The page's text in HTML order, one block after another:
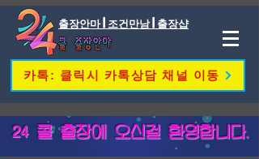
출장안마 | 조건만남 | 출장샵
카톡: 클릭시 카톡상담 채널 이동
​24 콜 출장에 오신걸 환영합니다.